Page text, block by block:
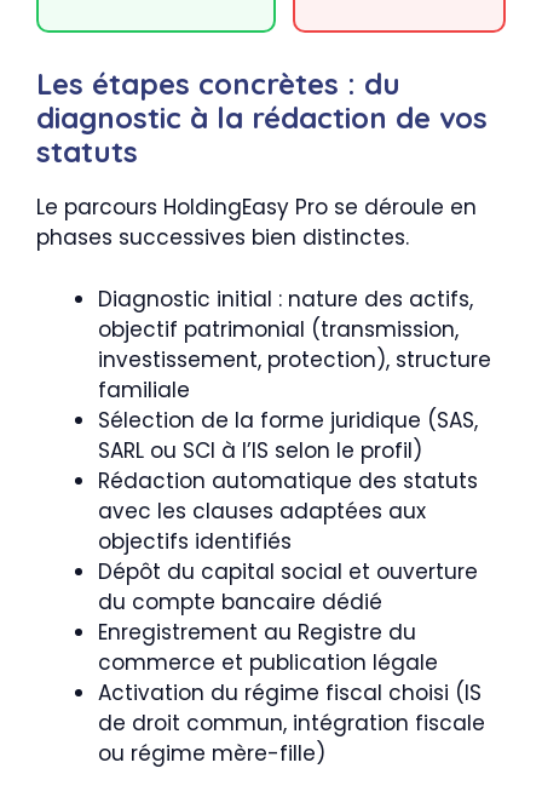
Les étapes concrètes : du
diagnostic à la rédaction de vos
statuts
Le parcours HoldingEasy Pro se déroule en
phases successives bien distinctes.
Diagnostic initial : nature des actifs,
objectif patrimonial (transmission,
investissement, protection), structure
familiale
Sélection de la forme juridique (SAS,
SARL ou SCI à l’IS selon le profil)
Rédaction automatique des statuts
avec les clauses adaptées aux
objectifs identifiés
Dépôt du capital social et ouverture
du compte bancaire dédié
Enregistrement au Registre du
commerce et publication légale
Activation du régime fiscal choisi (IS
de droit commun, intégration fiscale
ou régime mère-fille)